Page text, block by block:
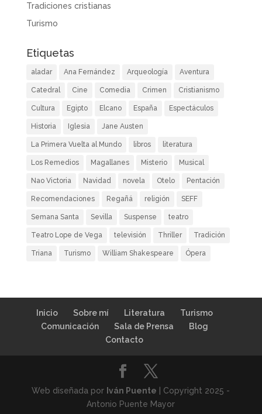
Tradiciones cristianas
Turismo
Etiquetas
aladar Ana Fernández Arqueología Aventura
Catedral Cine Comedia Crimen Cristianismo
Cultura Egipto Elcano España Espectáculos
Historia Iglesia Jane Austen
La Primera Vuelta al Mundo libros literatura
Los Remedios Magallanes Misterio Musical
Nao Victoria Navidad novela Otelo Pentación
Recomendaciones Regañá religión SEFF
Semana Santa Sevilla Suspense teatro
Teatro Lope de Vega televisión Thriller Tradición
Triana Turismo William Shakespeare Ópera
Inicio Sobre mí Literatura
Turismo
Comunicación
Sala de Prensa
Blog
Contacto
Web diseñada por Iván Puente | Copyright 2025 -
Antonio Puente Mayor